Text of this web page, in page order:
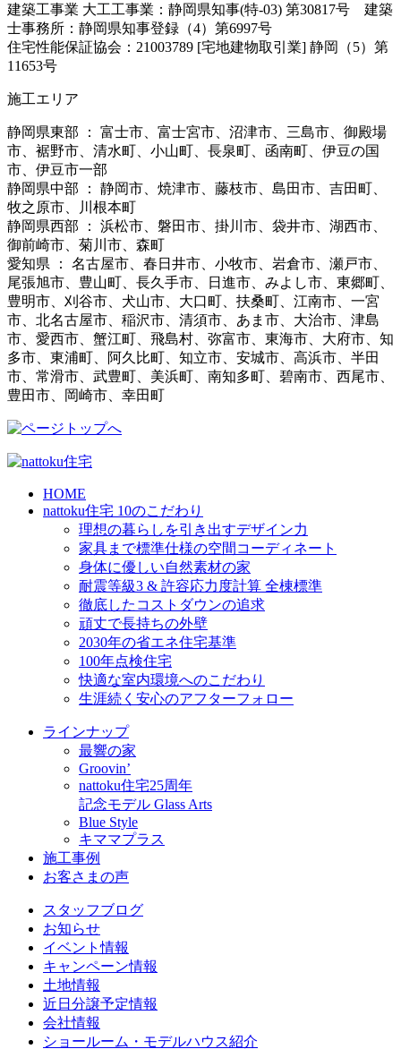
建築工事業 大工工事業：静岡県知事(特-03) 第30817号 建築
士事務所：静岡県知事登録（4）第6997号
住宅性能保証協会：21003789 [宅地建物取引業] 静岡（5）第
11653号
施工エリア
静岡県東部 ： 富士市、富士宮市、沼津市、三島市、御殿場
市、裾野市、清水町、小山町、長泉町、函南町、伊豆の国
市、伊豆市一部
静岡県中部 ： 静岡市、焼津市、藤枝市、島田市、吉田町、
牧之原市、川根本町
静岡県西部 ： 浜松市、磐田市、掛川市、袋井市、湖西市、
御前崎市、菊川市、森町
愛知県 ： 名古屋市、春日井市、小牧市、岩倉市、瀬戸市、
尾張旭市、豊山町、長久手市、日進市、みよし市、東郷町、
豊明市、刈谷市、犬山市、大口町、扶桑町、江南市、一宮
市、北名古屋市、稲沢市、清須市、あま市、大治市、津島
市、愛西市、蟹江町、飛島村、弥富市、東海市、大府市、知
多市、東浦町、阿久比町、知立市、安城市、高浜市、半田
市、常滑市、武豊町、美浜町、南知多町、碧南市、西尾市、
豊田市、岡崎市、幸田町
HOME
nattoku住宅 10のこだわり
理想の暮らしを引き出すデザイン力
家具まで標準仕様の空間コーディネート
身体に優しい自然素材の家
耐震等級3 & 許容応力度計算 全棟標準
徹底したコストダウンの追求
頑丈で長持ちの外壁
2030年の省エネ住宅基準
100年点検住宅
快適な室内環境へのこだわり
生涯続く安心のアフターフォロー
ラインナップ
最響の家
Groovin’
nattoku住宅25周年
記念モデル Glass Arts
Blue Style
キママプラス
施工事例
お客さまの声
スタッフブログ
お知らせ
イベント情報
キャンペーン情報
土地情報
近日分譲予定情報
会社情報
ショールーム・モデルハウス紹介